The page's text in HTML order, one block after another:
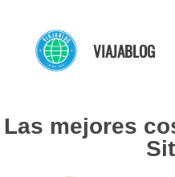
contenido
VIAJABLOG
Las mejores